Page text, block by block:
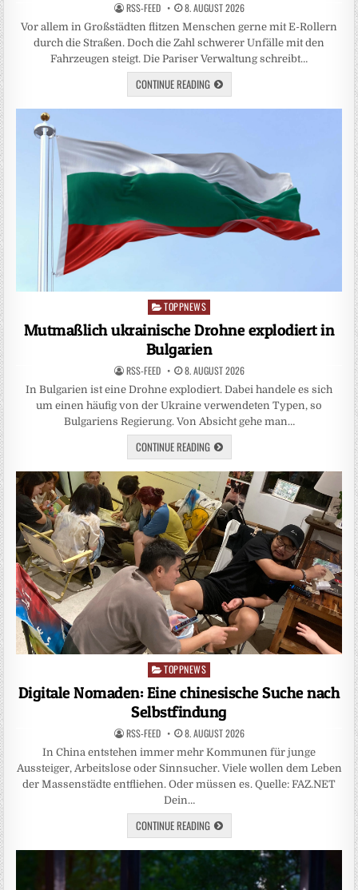
RSS-FEED 8. AUGUST 2026
Vor allem in Großstädten flitzen Menschen gerne mit E-Rollern
durch die Straßen. Doch die Zahl schwerer Unfälle mit den
Fahrzeugen steigt. Die Pariser Verwaltung schreibt…
CONTINUE READING
Posted
in
TOPPNEWS
Mutmaßlich ukrainische Drohne explodiert in
Bulgarien
RSS-FEED 8. AUGUST 2026
In Bulgarien ist eine Drohne explodiert. Dabei handele es sich
um einen häufig von der Ukraine verwendeten Typen, so
Bulgariens Regierung. Von Absicht gehe man…
CONTINUE READING
Posted
in
TOPPNEWS
Digitale Nomaden: Eine chinesische Suche nach
Selbstfindung
RSS-FEED 8. AUGUST 2026
In China entstehen immer mehr Kommunen für junge
Aussteiger, Arbeitslose oder Sinnsucher. Viele wollen dem Leben
der Massenstädte entfliehen. Oder müssen es. Quelle: FAZ.NET
Dein…
CONTINUE READING